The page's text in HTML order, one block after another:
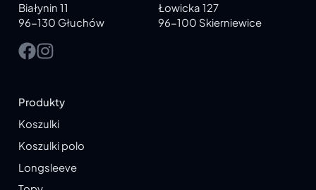
Białynin 11
96-130 Głuchów
Łowicka 127
96-100 Skierniewice
Produkty
Koszulki
Koszulki polo
Longsleeve